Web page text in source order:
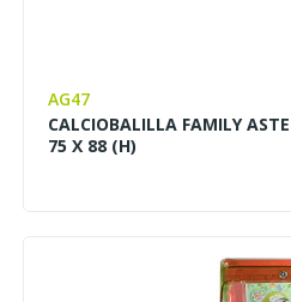
AG47
CALCIOBALILLA FAMILY
75 X 88 (H)